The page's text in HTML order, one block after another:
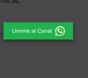
de Comunicación